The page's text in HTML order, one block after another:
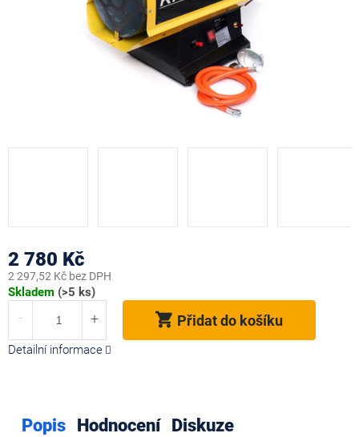
2 780 Kč
2 297,52 Kč bez DPH
Měrná
Skladem (>5 ks)
Přidat do košíku
Detailní informace
Popis Hodnocení Diskuze